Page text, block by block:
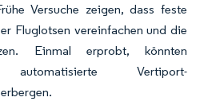
Versuche zeigen, dass feste
Fluglotsen vereinfachen und die
Einmal erprobt, könnten
Vertiport-